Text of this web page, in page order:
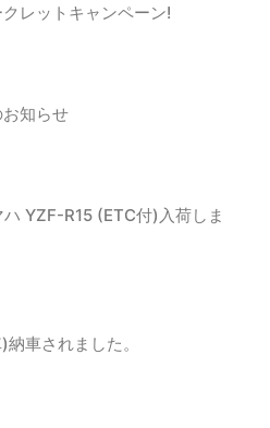
レットキャンペーン!
お知らせ
YZF-R15 (ETC付)入荷しま
車されました。